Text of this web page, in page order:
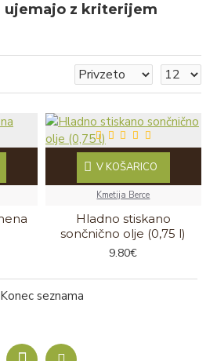
ujemajo z kriterijem
Kmetija Berce
Hladno stiskano
sončnično olje (0,75 l)
9.80€
V KOŠARICO
Konec seznama